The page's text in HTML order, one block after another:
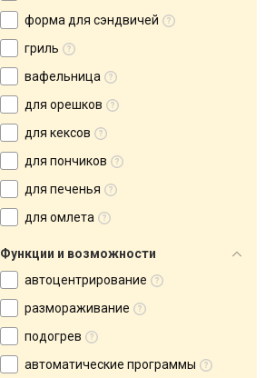
форма для сэндвичей
гриль
вафельница
для орешков
для кексов
для пончиков
для печенья
для омлета
Функции и возможности
автоцентрирование
размораживание
подогрев
автоматические программы